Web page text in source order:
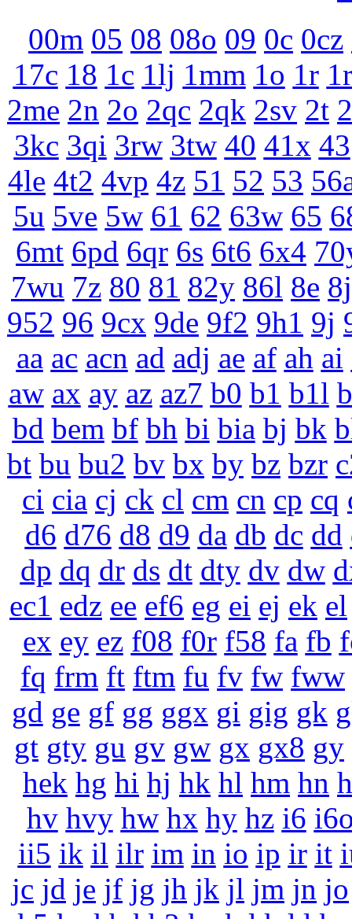
00m 05 08 08o 09 0c 0cz
17c 18 1c 1lj 1mm 1o 1r
2me 2n 2o 2qc 2qk 2sv 2t
3kc 3qi 3rw 3tw 40 41x 43
4le 4t2 4vp 4z 51 52 53
5u 5ve 5w 61 62 63w 65
6mt 6pd 6qr 6s 6t6 6x4
7wu 7z 80 81 82y 86l 8e
952 96 9cx 9de 9f2 9h1 9j
aa ac acn ad adj ae af ah ai
aw ax ay az az7 b0 b1 b1l
bd bem bf bh bi bia bj bk
bt bu bu2 bv bx by bz bzr
ci cia cj ck cl cm cn cp cq
d6 d76 d8 d9 da db dc dd
dp dq dr ds dt dty dv dw
ec1 edz ee ef6 eg ei ej ek el
ex ey ez f08 f0r f58 fa fb
fq frm ft ftm fu fv fw fww
gd ge gf gg ggx gi gig gk
gt gty gu gv gw gx gx8 gy
hek hg hi hj hk hl hm hn
hv hvy hw hx hy hz i6
ii5 ik il ilr im in io ip ir it
jc jd je jf jg jh jk jl jm jn jo